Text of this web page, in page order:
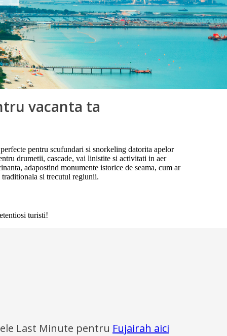
vacanta ta
pentru scufundari si snorkeling datorita apelor
drumetii, cascade, vai linistite si activitati in aer
adapostind monumente istorice de seama, cum ar
si trecutul regiunii.
turisti!
Last Minute pentru Fujairah aici